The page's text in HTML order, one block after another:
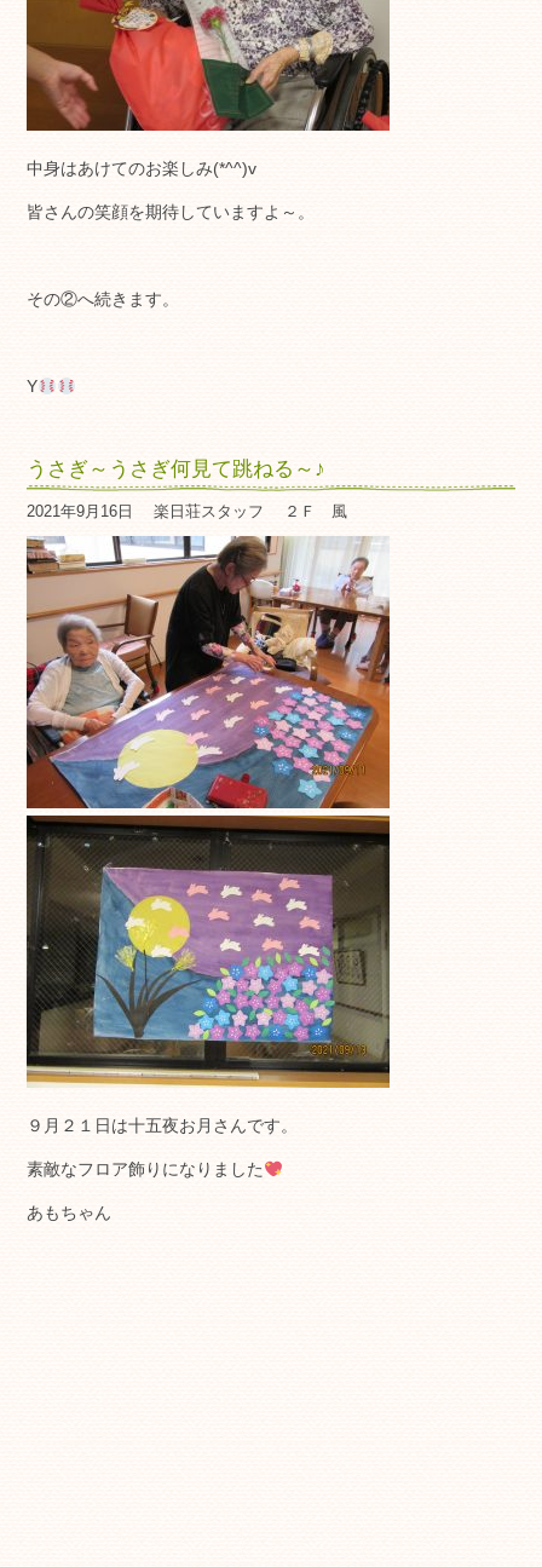
中身はあけてのお楽しみ(*^^)v
皆さんの笑顔を期待していますよ～。
その②へ続きます。
Y
うさぎ～うさぎ何見て跳ねる～♪
2021年9月16日 楽日荘スタッフ ２Ｆ 風
９月２１日は十五夜お月さんです。
素敵なフロア飾りになりました
あもちゃん